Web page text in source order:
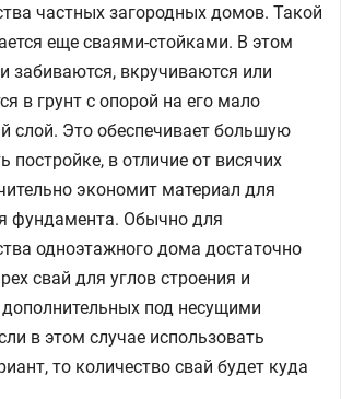
частных загородных домов. Такой
еще сваями-стойками. В этом
забиваются, вкручиваются или
в грунт с опорой на его мало
слой. Это обеспечивает большую
постройке, в отличие от висячих
экономит материал для
фундамента. Обычно для
одноэтажного дома достаточно
свай для углов строения и
дополнительных под несущими
в этом случае использовать
то количество свай будет куда